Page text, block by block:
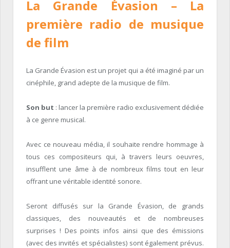
La Grande Évasion – La
première radio de musique
de film
La Grande Évasion est un projet qui a été imaginé par un
cinéphile, grand adepte de la musique de film.
Son but : lancer la première radio exclusivement dédiée
à ce genre musical.
Avec ce nouveau média, il souhaite rendre hommage à
tous ces compositeurs qui, à travers leurs oeuvres,
insufflent une âme à de nombreux films tout en leur
offrant une véritable identité sonore.
Seront diffusés sur la Grande Évasion, de grands
classiques, des nouveautés et de nombreuses
surprises ! Des points infos ainsi que des émissions
(avec des invités et spécialistes) sont également prévus.